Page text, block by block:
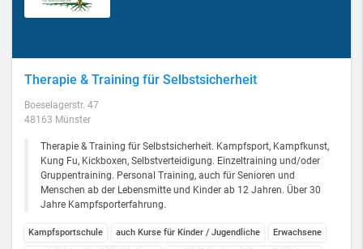
Therapie & Training für Selbstsicherheit
Boeselagerstr. 47
48163 Münster
Therapie & Training für Selbstsicherheit. Kampfsport, Kampfkunst,
Kung Fu, Kickboxen, Selbstverteidigung. Einzeltraining und/oder
Gruppentraining. Personal Training, auch für Senioren und
Menschen ab der Lebensmitte und Kinder ab 12 Jahren. Über 30
Jahre Kampfsporterfahrung.
Kampfsportschule auch Kurse für Kinder / Jugendliche Erwachsene